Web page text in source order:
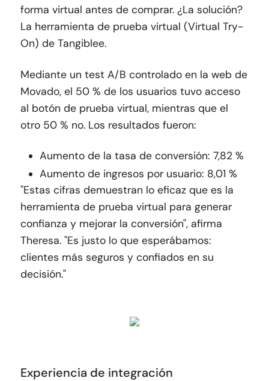
forma virtual antes de comprar. ¿La solución?
La herramienta de prueba virtual (Virtual Try-
On) de Tangiblee.
Mediante un test A/B controlado en la web de
Movado, el 50 % de los usuarios tuvo acceso
al botón de prueba virtual, mientras que el
otro 50 % no. Los resultados fueron:
Aumento de la tasa de conversión: 7,82 %
Aumento de ingresos por usuario: 8,01 %
"Estas cifras demuestran lo eficaz que es la
herramienta de prueba virtual para generar
confianza y mejorar la conversión", afirma
Theresa. "Es justo lo que esperábamos:
clientes más seguros y confiados en su
decisión."
Experiencia de integración